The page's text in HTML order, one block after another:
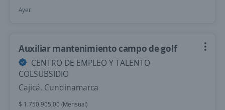
Ayer
Auxiliar mantenimiento campo de golf
CENTRO DE EMPLEO Y TALENTO
COLSUBSIDIO
Cajicá, Cundinamarca
$ 1.750.905,00 (Mensual)